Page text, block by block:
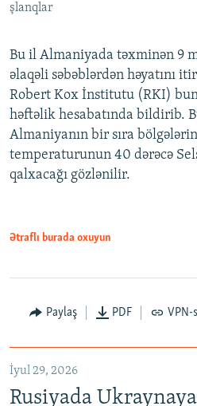
şlanqlar
Bu il Almaniyada təxminən 9
əlaqəli səbəblərdən həyatını
Robert Kox İnstitutu (RKI)
həftəlik hesabatında bildirib.
Almaniyanın bir sıra
temperaturunun 40 dərəcə
qalxacağı gözlənilir.
Ətraflı burada oxuyun
Paylaş PDF VPN-
İyul 29, 2026
Rusiyada